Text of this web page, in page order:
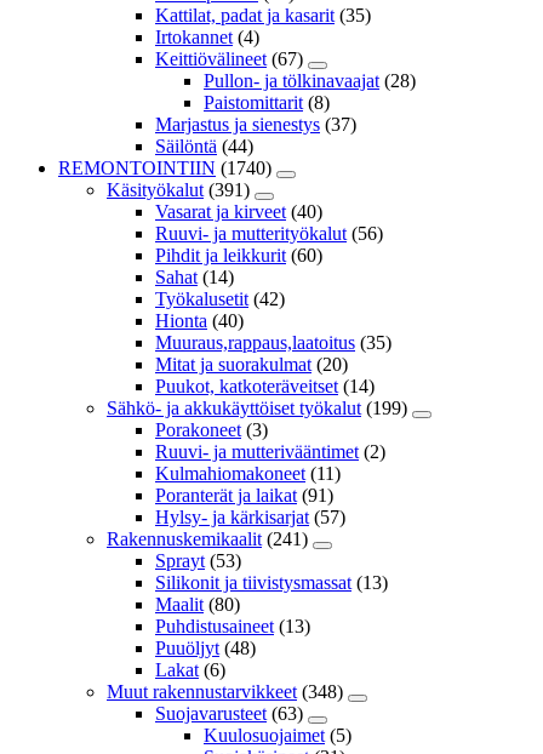
Kattilat, padat ja kasarit (35)
Irtokannet (4)
Keittiövälineet (67)
Pullon- ja tölkinavaajat (28)
Paistomittarit (8)
Marjastus ja sienestys (37)
Säilöntä (44)
REMONTOINTIIN (1740)
Käsityökalut (391)
Vasarat ja kirveet (40)
Ruuvi- ja mutterityökalut (56)
Pihdit ja leikkurit (60)
Sahat (14)
Työkalusetit (42)
Hionta (40)
Muuraus,rappaus,laatoitus (35)
Mitat ja suorakulmat (20)
Puukot, katkoteräveitset (14)
Sähkö- ja akkukäyttöiset työkalut (199)
Porakoneet (3)
Ruuvi- ja mutterivääntimet (2)
Kulmahiomakoneet (11)
Poranterät ja laikat (91)
Hylsy- ja kärkisarjat (57)
Rakennuskemikaalit (241)
Sprayt (53)
Silikonit ja tiivistysmassat (13)
Maalit (80)
Puhdistusaineet (13)
Puuöljyt (48)
Lakat (6)
Muut rakennustarvikkeet (348)
Suojavarusteet (63)
Kuulosuojaimet (5)